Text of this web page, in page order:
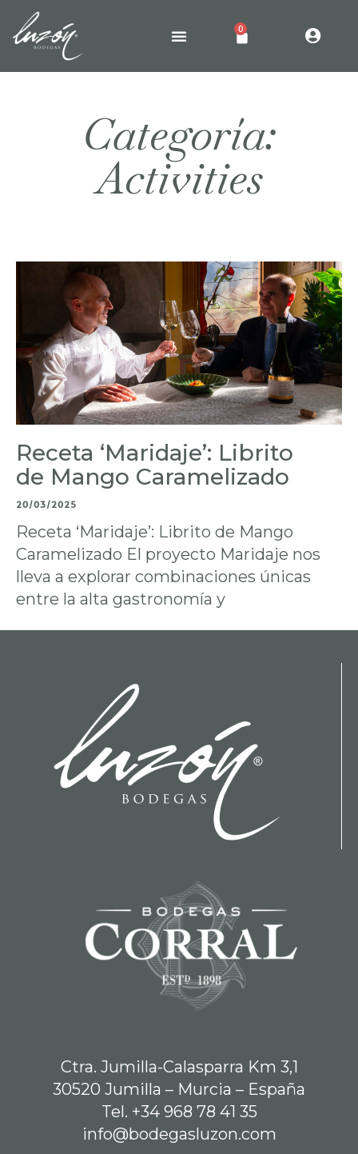
0
Categoría:
Activities
Receta ‘Maridaje’: Librito
de Mango Caramelizado
20/03/2025
Receta ‘Maridaje’: Librito de Mango
Caramelizado El proyecto Maridaje nos
lleva a explorar combinaciones únicas
entre la alta gastronomía y
Ctra. Jumilla-Calasparra Km 3,1
30520 Jumilla – Murcia – España
Tel. +34 968 78 41 35
info@bodegasluzon.com